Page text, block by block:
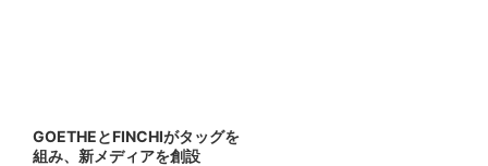
GOETHEとFINCHIがタッグを
組み、新メディアを創設